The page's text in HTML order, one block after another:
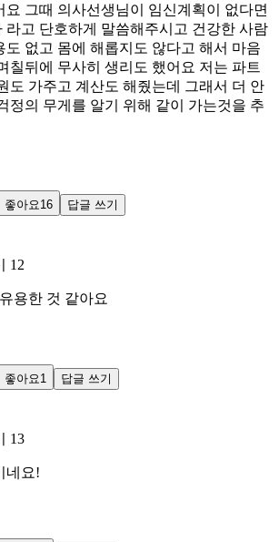
요 그때 의사선생님이 임신계획이 없다면
라고 단호하게 말씀해주시고 건강한 사람
도 없고 몸에 해롭지도 않다고 해서 마음
칠뒤에 무사히 생리도 했어요 저는 파트
도 가주고 계산도 해줬는데 그래서 더 안
정의 무게를 알기 위해 같이 가는것을 추
좋아요16 답글 쓰기
12
용한 것 같아요
좋아요1 답글 쓰기
13
네요!